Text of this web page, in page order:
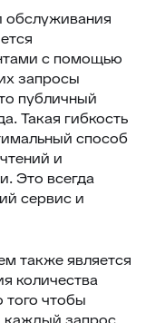
обслуживания
с помощью
запросы
публичный
Такая гибкость
способ
и
Это всегда
сервис и
также является
количества
чтобы